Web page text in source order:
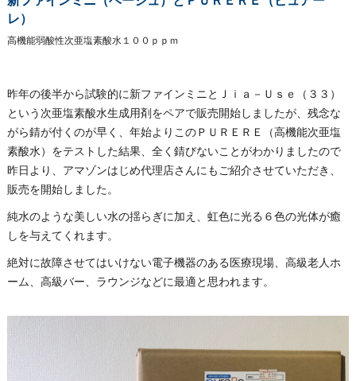
レ）
高機能弱酸性次亜塩素酸水１００ｐｐｍ
昨年の後半から試験的に新ファインミニとＪｉａ－Ｕｓｅ（３３）
という次亜塩素酸水生成用剤をペアで販売開始しましたが、残念な
がら錆が付くのが早く、年始よりこのＰＵＲＥＲＥ（高機能次亜塩
素酸水）をテストした結果、全く錆びないことがわかりましたので
昨日より、アマゾンはじめ代理店さんにもご紹介させていただき、
販売を開始しました。
純水のような美しい水の揺らぎに加え、虹色に光る６色の光体が癒
しを与えてくれます。
絶対に故障させてはいけない電子機器のある医療現場、高級老人ホ
ーム、高級バー、ラウンジなどに最適と思われます。